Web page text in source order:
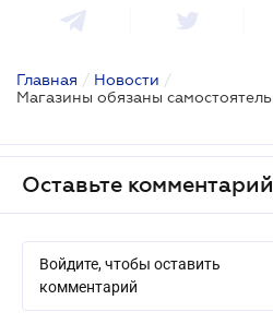
Главная / Новости /
Оставьте комментарий
Войдите, чтобы оставить
комментарий